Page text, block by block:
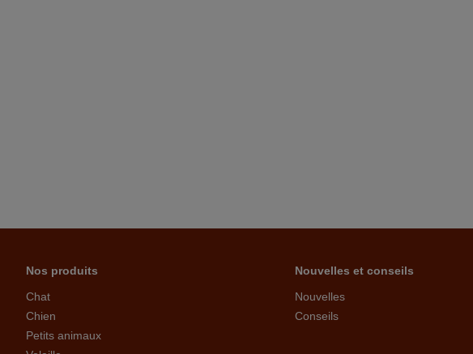
Nos produits
Chat
Chien
Petits animaux
Nouvelles et conseils
Nouvelles
Conseils